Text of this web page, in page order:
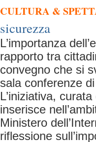
CULTURA &
sicurezza
L’importanza
rapporto tra
convegno che si
sala conferenze
L’iniziativa,
inserisce
Ministero
riflessione